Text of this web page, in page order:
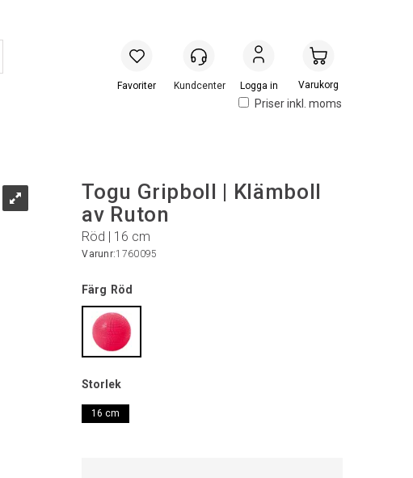
Priser inkl. moms
Logga in Handlevogn
Togu Gripboll | Klämboll
av Ruton
Röd | 16 cm
Varunr:1760095
Färg Röd
Storlek
16 cm